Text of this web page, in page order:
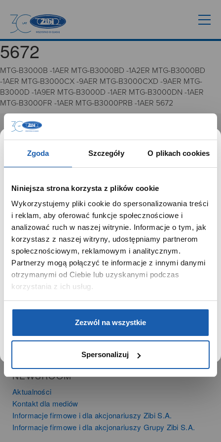
Zgoda Szczegóły O plikach cookies
Niniejsza strona korzysta z plików cookie
Wykorzystujemy pliki cookie do spersonalizowania treści
i reklam, aby oferować funkcje społecznościowe i
analizować ruch w naszej witrynie. Informacje o tym, jak
korzystasz z naszej witryny, udostępniamy partnerom
społecznościowym, reklamowym i analitycznym.
Partnerzy mogą połączyć te informacje z innymi danymi
otrzymanymi od Ciebie lub uzyskanymi podczas
korzystania z ich usług.
Zezwól na wszystkie
Spersonalizuj
5672
MTG-B3000B -1AER MTG-B3000BD -1A2ER MTG-B3000BD
-1AER MTG-B3000CX -9AER MTG-B3000CXD -9AER MTG-
B3000D -1A9ER MTG-B3000D -1AER MTG-B3000DN -1AER
MTG-B3000FR -1AER MTG-B3000PRB -1AER 5672
GRUPA ZIBI
Historia
Misja, wizja i wartości Grupy Zibi
Kariera
Zgoda na ciasteczka
PRODUKTY
Zegarki
Instrumenty muzyczne
Kalkulatory
SIECI SPRZEDAŻY
Salony muzyczne Riff
NEWSROOM
Aktualności
Kontakt dla mediów
Informacje firmowe i dla akcjonariuszy Zibi S.A.
Informacje firmowe i dla akcjonariuszy Grupy Zibi S.A.
SZANOWNY UŻYTKOWNIKU,
SZANOWNA UŻYTKOWNICZKO
Używamy plików cookie w celach analitycznych,
statystycznych i marketingowych, w tym aby analizować
ruch w tej witrynie, optymalizować jej działanie oraz
zapamiętywać Twoje preferencje.